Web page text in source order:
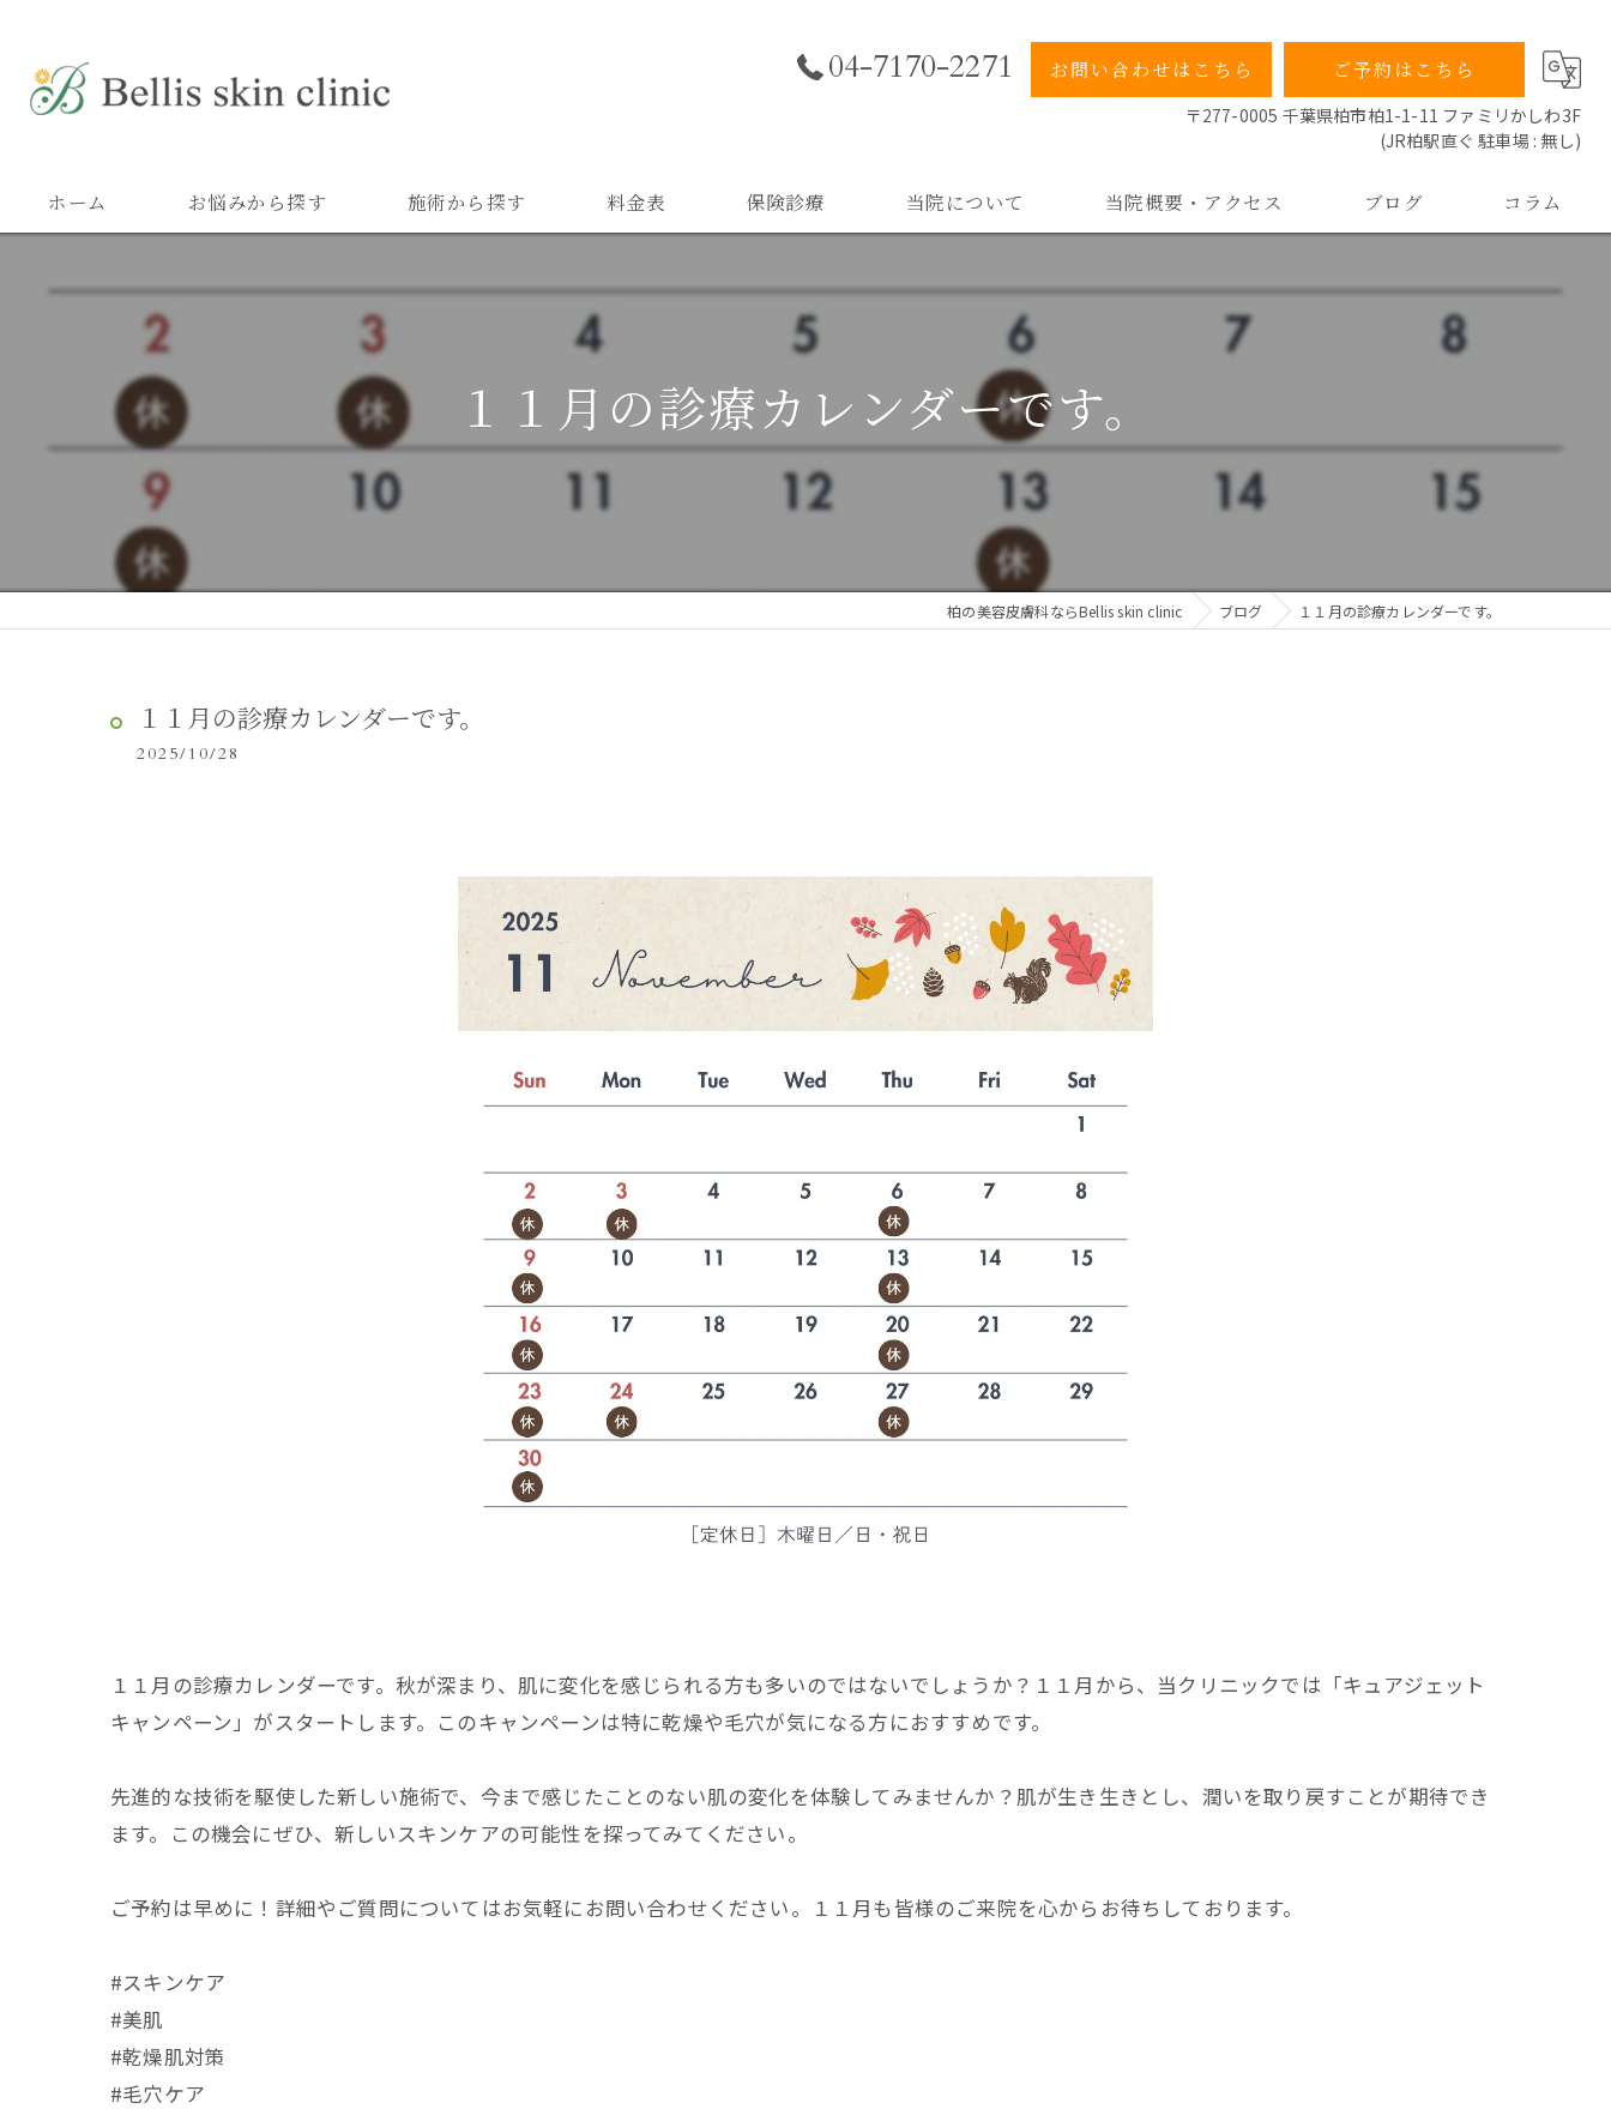
04-7170-2271 お問い合わせはこちら
ご予約はこちら
〒277-0005 千葉県柏市柏1-1-11 ファミリかしわ3F
(JR柏駅直ぐ 駐車場 : 無し)
ホーム お悩みから探す 施術から探す 料金表 保険診療 当院について
美肌
二重顎
黒ずみ
当院概要・アクセス
当院の特徴
よくあるご質問
ブログ コラム
１１月の診療カレンダーです。
柏の美容皮膚科ならBellis skin clinic ブログ １１月の診療カレンダーです。
１１月の診療カレンダーです。
2025/10/28
１１月の診療カレンダーです。秋が深まり、肌に変化を感じられる方も多いのではないでしょうか？１１月から、当クリニックでは「キュアジェット
キャンペーン」がスタートします。このキャンペーンは特に乾燥や毛穴が気になる方におすすめです。
先進的な技術を駆使した新しい施術で、今まで感じたことのない肌の変化を体験してみませんか？肌が生き生きとし、潤いを取り戻すことが期待でき
ます。この機会にぜひ、新しいスキンケアの可能性を探ってみてください。
ご予約は早めに！詳細やご質問についてはお気軽にお問い合わせください。１１月も皆様のご来院を心からお待ちしております。
#スキンケア
#美肌
#乾燥肌対策
#毛穴ケア